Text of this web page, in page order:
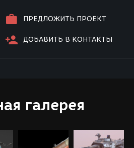
ПРЕДЛОЖИТЬ ПРОЕКТ
ДОБАВИТЬ В КОНТАКТЫ
галерея